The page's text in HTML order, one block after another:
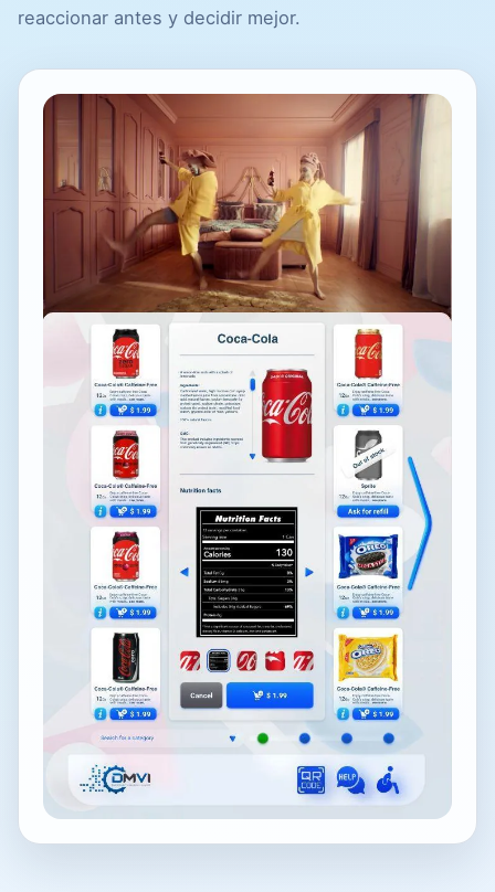
reaccionar antes y decidir mejor.